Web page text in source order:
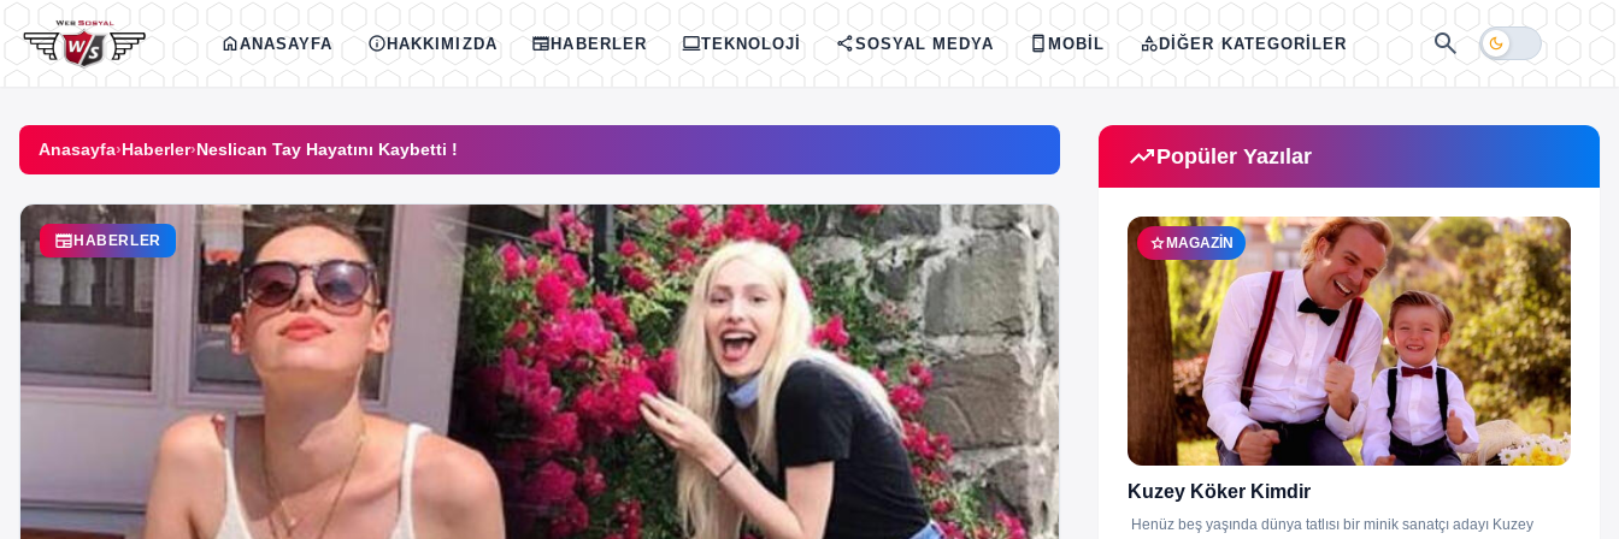
İçeriğe geç
homeANASAYFA infoHAKKIMIZDA newspaperHABERLER computerTEKNOLOJI shareSOSYAL MEDYA smartphoneMOBIL categoryDIĞER KATEGORILER search dark_mode
Anasayfa›Haberler›Neslican Tay Hayatını Kaybetti !
newspaper HABERLER
trending_upPopüler Yazılar
star MAGAZIN
Kuzey Köker Kimdir
Henüz beş yaşında dünya tatlısı bir minik sanatçı adayı Kuzey